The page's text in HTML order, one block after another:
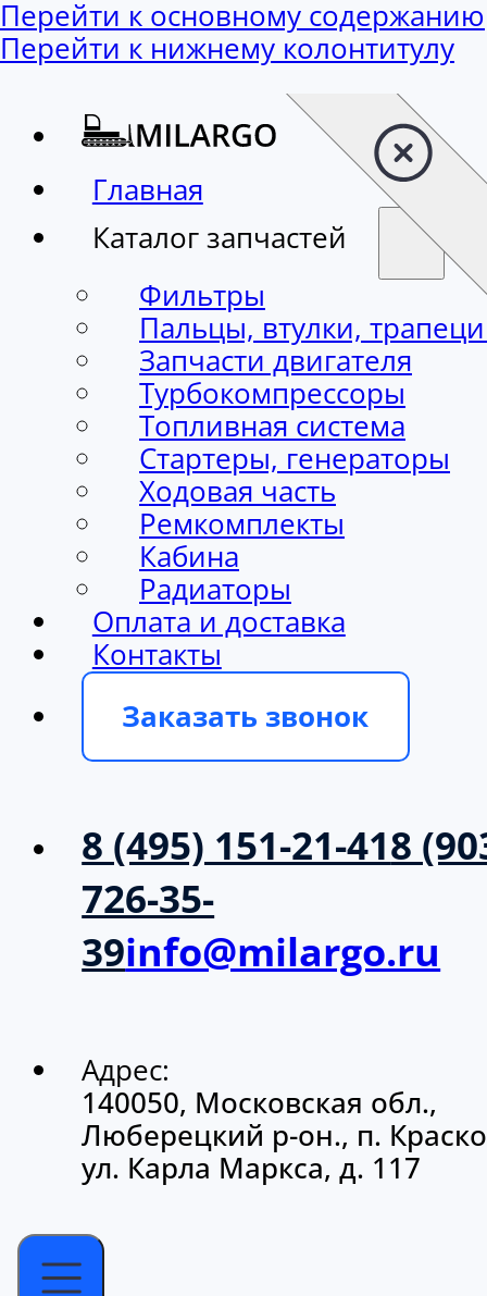
Перейти к основному содержанию
Перейти к нижнему колонтитулу
Главная
Каталог запчастей
Фильтры
Пальцы, втулки,
Запчасти двигателя
Турбокомпрессоры
Топливная система
Стартеры, генераторы
Ходовая часть
Ремкомплекты
Кабина
Радиаторы
Оплата и доставка
Контакты
Заказать звонок
8 (495) 151-21-418
726-35-
39info@milargo.ru
Адрес:
140050, Московская обл.,
Люберецкий р-он., п.
ул. Карла Маркса, д. 117